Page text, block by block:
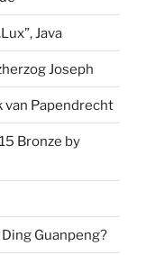
Java
Joseph
van Papendrecht
Bronze by
Guanpeng?